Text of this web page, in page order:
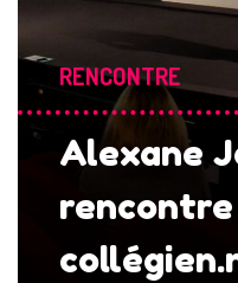
RENCONTRE
Alexane
rencontre